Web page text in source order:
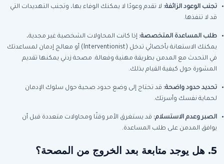
تجنب الوعود الزائفة: لا تقدم وعودًا لا يمكنك الوفاء بها، وتجنب التهديدات التي
قد لا تنفذها.
طلب المساعدة المتخصصة: إذا كانت المحاولات الشخصية غير مجدية،
يمكنك الاستعانة بأخصائي تدخل (Interventionist) أو معالج إدمان لمساعدتك
في التحدث مع المدمن بطريقة مهنية وفعالة. مصحة زدني يمكنها تقديم
المشورة حول كيفية القيام بذلك.
تحديد حدود واضحة: قد تحتاج إلى وضع حدود صحية حول سلوك الإدمان
لحماية نفسك وأسرتك.
الصبر وعدم الاستسلام: قد يستغرق الأمر وقتًا ومحاولات متعددة قبل أن
يوافق المدمن على طلب المساعدة.
5. هل يوجد متابعة بعد الخروج من المصحة؟